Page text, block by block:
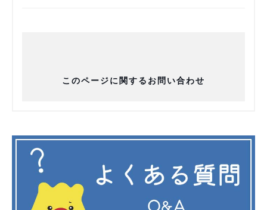
このページに関するお問い合わせ